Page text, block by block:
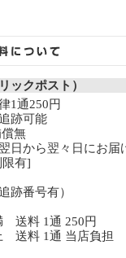
ックポスト）
1通250円
跡可能
無
日から翌々日にお届
有]
跡番号有）
送料 1通 250円
送料 1通 当店負担